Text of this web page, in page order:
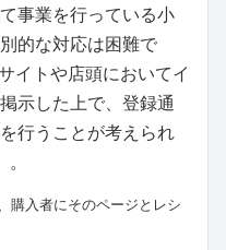
事業を行っている小
的な対応は困難で
イトや店頭においてイ
示した上で、登録通
行うことが考えられ
入者にそのページとレシ